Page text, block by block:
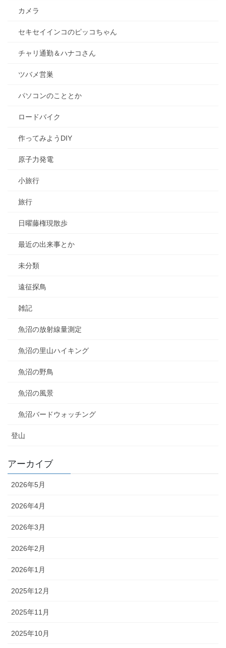
カメラ
セキセイインコのピッコちゃん
チャリ通勤＆ハナコさん
ツバメ営巣
パソコンのこととか
ロードバイク
作ってみようDIY
原子力発電
小旅行
旅行
日曜藤権現散歩
最近の出来事とか
未分類
遠征探鳥
雑記
魚沼の放射線量測定
魚沼の里山ハイキング
魚沼の野鳥
魚沼の風景
魚沼バードウォッチング
登山
アーカイブ
2026年5月
2026年4月
2026年3月
2026年2月
2026年1月
2025年12月
2025年11月
2025年10月